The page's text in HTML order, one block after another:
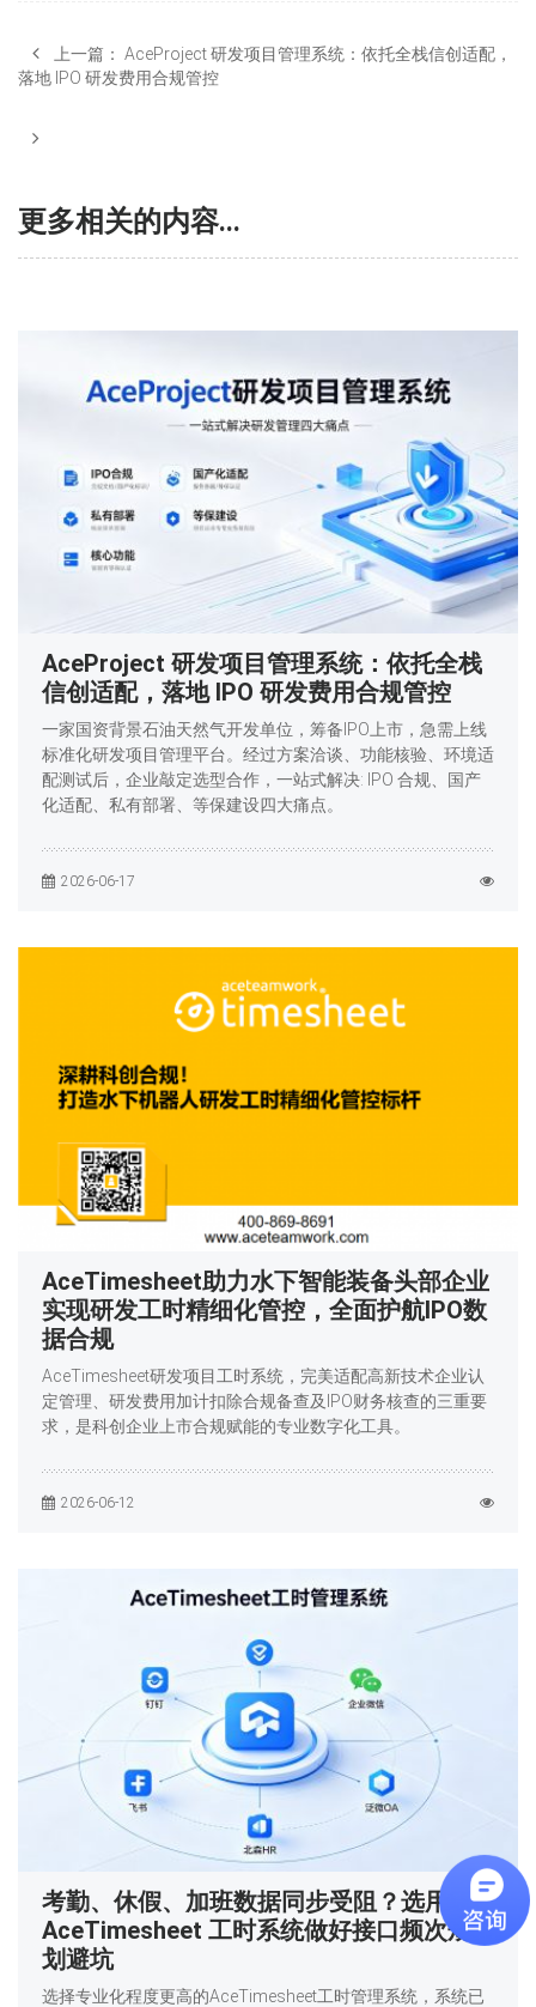
上一篇： AceProject 研发项目管理系统：依托全栈信创适配，
落地 IPO 研发费用合规管控
更多相关的内容...
AceProject 研发项目管理系统：依托全栈
信创适配，落地 IPO 研发费用合规管控
一家国资背景石油天然气开发单位，筹备IPO上市，急需上线
标准化研发项目管理平台。经过方案洽谈、功能核验、环境适
配测试后，企业敲定选型合作，一站式解决: IPO 合规、国产
化适配、私有部署、等保建设四大痛点。
2026-06-17
AceTimesheet助力水下智能装备头部企业
实现研发工时精细化管控，全面护航IPO数
据合规
AceTimesheet研发项目工时系统，完美适配高新技术企业认
定管理、研发费用加计扣除合规备查及IPO财务核查的三重要
求，是科创企业上市合规赋能的专业数字化工具。
2026-06-12
考勤、休假、加班数据同步受阻？选用
AceTimesheet 工时系统做好接口频次规
划避坑
选择专业化程度更高的AceTimesheet工时管理系统，系统已